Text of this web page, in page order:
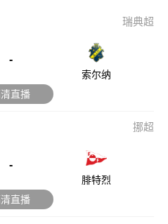
瑞典超
-
索尔纳
直播
挪超
-
腓特烈
直播